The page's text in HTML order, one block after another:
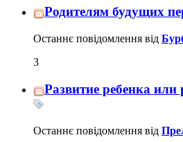
Родителям будущих
Останнє повідомлення від
3
Развитие ребенка
Останнє повідомлення від